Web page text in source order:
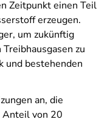
Zeitpunkt einen Teil
erzeugen.
um zukünftig
zu
und bestehenden
an, die
Anteil von 20